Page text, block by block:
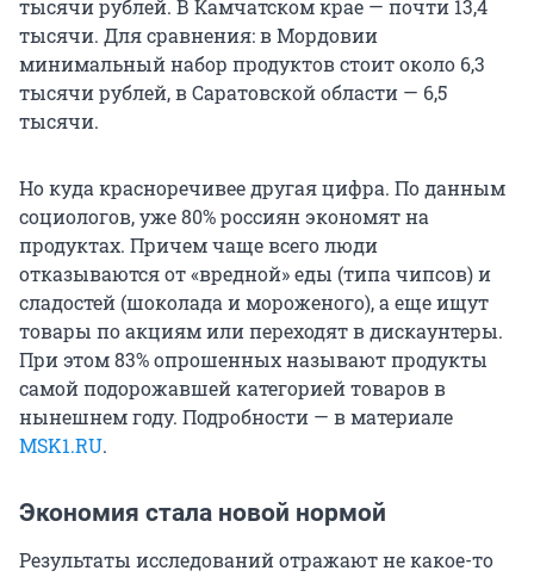
тысячи рублей. В Камчатском крае — почти 13,4
тысячи. Для сравнения: в Мордовии
минимальный набор продуктов стоит около 6,3
тысячи рублей, в Саратовской области — 6,5
тысячи.
Но куда красноречивее другая цифра. По данным
социологов, уже 80% россиян экономят на
продуктах. Причем чаще всего люди
отказываются от «вредной» еды (типа чипсов) и
сладостей (шоколада и мороженого), а еще ищут
товары по акциям или переходят в дискаунтеры.
При этом 83% опрошенных называют продукты
самой подорожавшей категорией товаров в
нынешнем году. Подробности — в материале
MSK1.RU.
Экономия стала новой нормой
Результаты исследований отражают не какое-то